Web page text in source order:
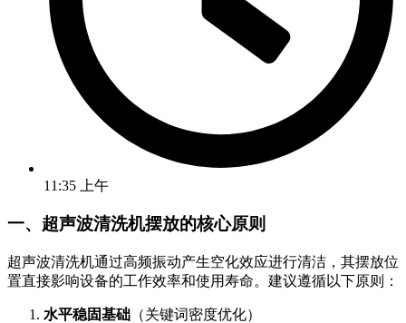
11:35 上午
一、超声波清洗机摆放的核心原则
超声波清洗机通过高频振动产生空化效应进行清洁，其摆放位
置直接影响设备的工作效率和使用寿命。建议遵循以下原则：
水平稳固基础 （关键词密度优化）